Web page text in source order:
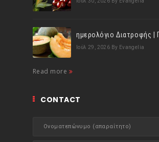
Ιούλ 29, 2026 By Evangelia
Read more
CONTACT